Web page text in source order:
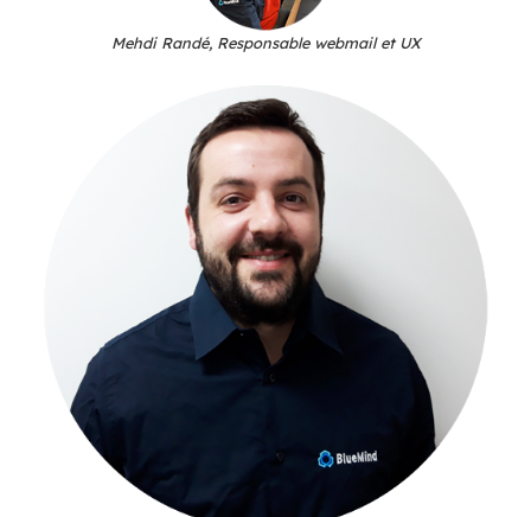
Fabrice Tegon, Directeur Projet